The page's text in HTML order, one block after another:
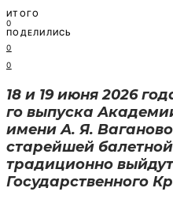
ИТОГО
0
ПОДЕЛИЛИСЬ
0
0
18 и 19 июня 2026
го выпуска
имени А. Я.
старейшей
традиционно
Государственного